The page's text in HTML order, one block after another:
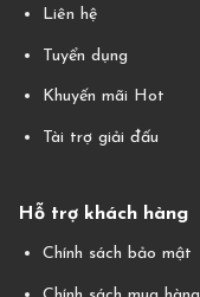
Liên hệ
Tuyển dụng
Khuyến mãi Hot
Tài trợ giải đấu
Hỗ trợ khách hàng
Chính sách bảo mật